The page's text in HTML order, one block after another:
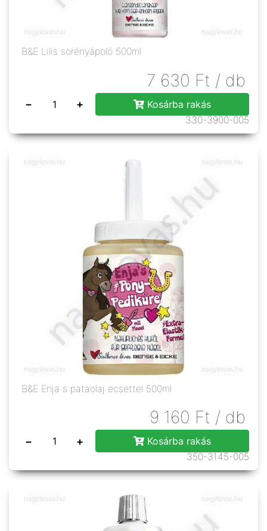
B&E Lilis sörényápoló 500ml
7 630 Ft / db
− +
Kosárba rakás
330-3900-005
B&E Enja s pataolaj ecsettel 500ml
9 160 Ft / db
− +
Kosárba rakás
350-3145-005